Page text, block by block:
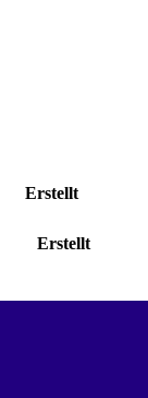
Erstellt
Erstellt